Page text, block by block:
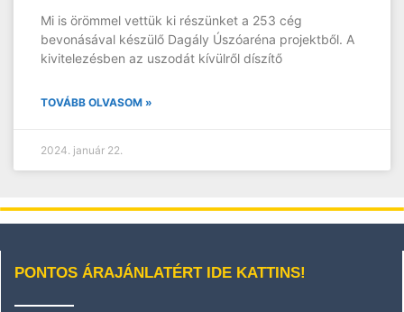
Mi is örömmel vettük ki részünket a 253 cég
bevonásával készülő Dagály Úszóaréna projektből. A
kivitelezésben az uszodát kívülről díszítő
TOVÁBB OLVASOM »
2024. január 22.
PONTOS ÁRAJÁNLATÉRT IDE KATTINS!